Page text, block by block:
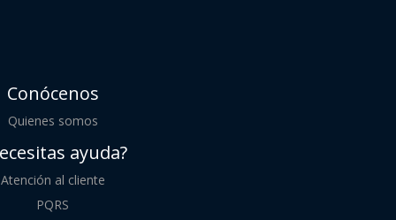
Conócenos
Quienes somos
ayuda?
Atención al cliente
PQRS